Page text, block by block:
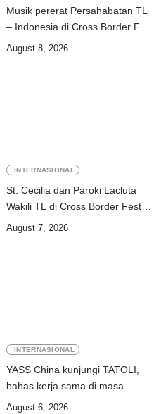
Musik pererat Persahabatan TL
– Indonesia di Cross Border Fest
2026
August 8, 2026
INTERNASIONAL
St. Cecilia dan Paroki Lacluta
Wakili TL di Cross Border Fest
August 7, 2026
INTERNASIONAL
YASS China kunjungi TATOLI,
bahas kerja sama di masa
depan
August 6, 2026